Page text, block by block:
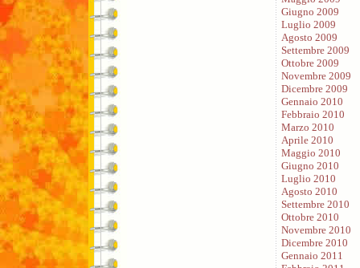
Giugno 2009
Luglio 2009
Agosto 2009
Settembre 2009
Ottobre 2009
Novembre 2009
Dicembre 2009
Gennaio 2010
Febbraio 2010
Marzo 2010
Aprile 2010
Maggio 2010
Giugno 2010
Luglio 2010
Agosto 2010
Settembre 2010
Ottobre 2010
Novembre 2010
Dicembre 2010
Gennaio 2011